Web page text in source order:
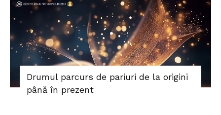
Drumul parcurs de pariuri de la origini
până în prezent